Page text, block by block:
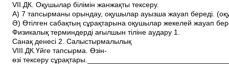
VII.ДК. Оқушылар білімін жан­жақты тексеру.
А) 7 тапсырманы орындау, оқушылар ауызша жауап береді.
Ә) Өтілген сабақтың сұрақтарына оқушылар жекелей жауап
Физикалық терминдерді ағылшын тіліне аудару 1.
Санақ денесі 2. Салыстырмалылық
VIІI.ДК.Үйге тапсырма. Өзін­
өзі тексеру